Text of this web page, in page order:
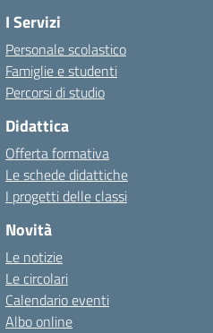
I Servizi
Personale scolastico
Famiglie e studenti
Percorsi di studio
Didattica
Offerta formativa
Le schede didattiche
I progetti delle classi
Novità
Le notizie
Le circolari
Calendario eventi
Albo online